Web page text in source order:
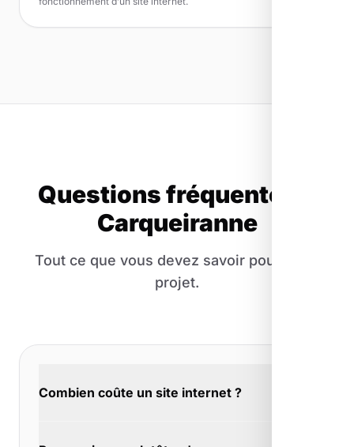
Questions fréquentes à
Carqueiranne
Tout ce que vous devez savoir pour votre
projet.
Combien coûte un site internet ?